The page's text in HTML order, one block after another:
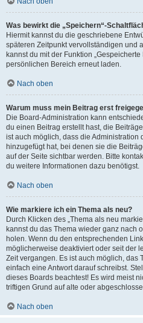
Was bewirkt die „Speichern“-
Hiermit kannst du die geschriebene
späteren Zeitpunkt vervollständigen und
kannst du mit der Funktion
persönlichen Bereich erneut laden.
Nach oben
Warum muss mein Beitrag erst
Die Board-Administration kann
du einen Beitrag erstellt hast, die
ist auch möglich, dass die Administration
hinzugefügt hat, bei denen sie die
auf der Seite sichtbar werden. Bitte
du weitere Informationen dazu benötigst.
Nach oben
Wie markiere ich ein Thema als neu?
Durch Klicken des „Thema als neu
kannst du das Thema wieder ganz nach
holen. Wenn du den entsprechenden
möglicherweise deaktiviert oder seit der
Zeit vergangen. Es ist auch möglich, das
einfach eine Antwort darauf schreibst.
dieses Boards beachtest! Es wird meist
triftigen Grund auf alte oder
Nach oben